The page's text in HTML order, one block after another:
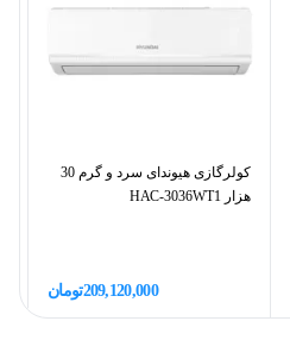
کولرگازی هیوندای سرد و گرم 30
هزار HАС-3036WT1
209,120,000تومان